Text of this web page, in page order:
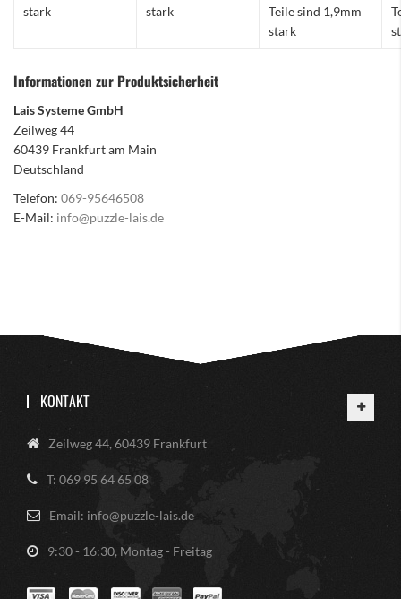
stark
stark
Teile sind 1,9mm
stark
Informationen zur Produktsicherheit
Lais Systeme GmbH
Zeilweg 44
60439 Frankfurt am Main
Deutschland
Telefon: 069-95646508
E-Mail: info@puzzle-lais.de
KONTAKT
Zeilweg 44, 60439 Frankfurt
T: 069 95 64 65 08
Email: info@puzzle-lais.de
9:30 - 16:30, Montag - Freitag